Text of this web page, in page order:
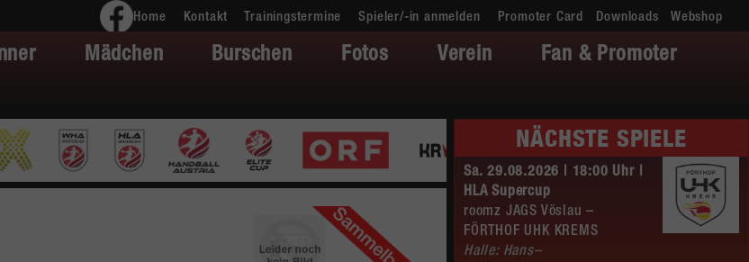
Home Kontakt Trainingstermine Spieler/-in anmelden Promoter Card Downloads Webshop
Mädchen Burschen Fotos Verein
Fan & Promoter
NÄCHSTE SPIELE
Sa. 29.08.2026 | 18:00 Uhr |
HLA Supercup
roomz JAGS Vöslau –
FÖRTHOF UHK KREMS
Halle: Hans–